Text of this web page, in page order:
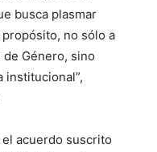
busca plasmar
no sólo a
Género, sino
institucional”,
acuerdo suscrito